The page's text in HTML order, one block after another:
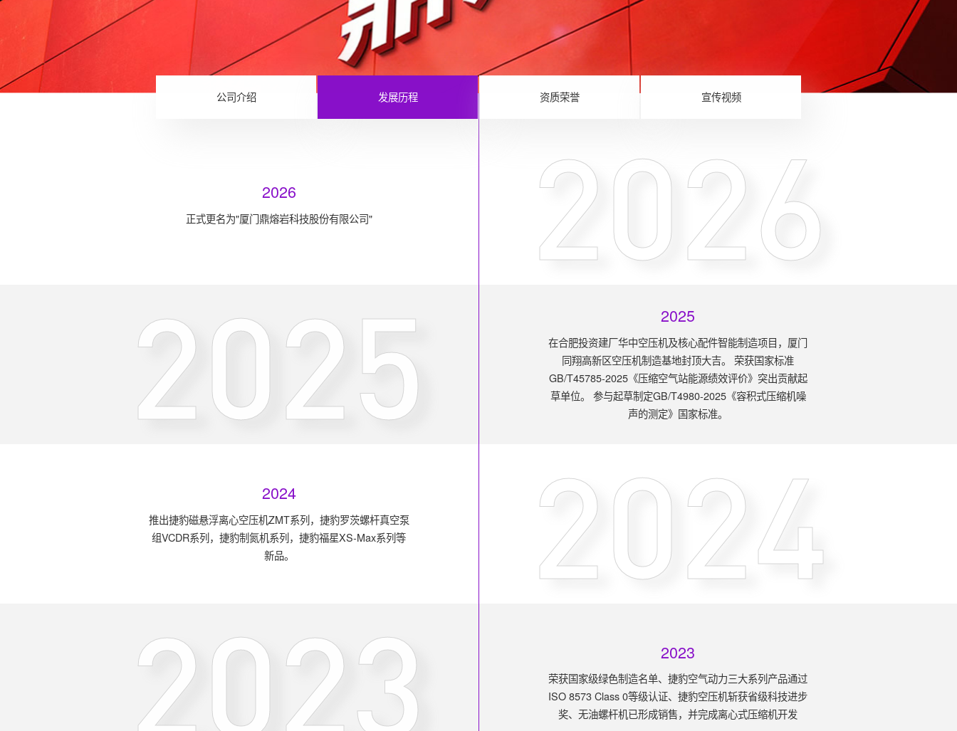
公司介绍 发展历程 资质荣誉 宣传视频
2026
正式更名为"厦门鼎熔岩科技股份有限公司" 2026
2025
在合肥投资建厂华中空压机及核心配件智能制造项目，厦门
同翔高新区空压机制造基地封顶大吉。 荣获国家标准
GB/T45785-2025《压缩空气站能源绩效评价》突出贡献起
草单位。 参与起草制定GB/T4980-2025《容积式压缩机噪
声的测定》国家标准。
2025
2024
推出捷豹磁悬浮离心空压机ZMT系列，捷豹罗茨螺杆真空泵
组VCDR系列，捷豹制氮机系列，捷豹福星XS-Max系列等
新品。
2024
2023
荣获国家级绿色制造名单、捷豹空气动力三大系列产品通过
ISO 8573 Class 0等级认证、捷豹空压机斩获省级科技进步
奖、无油螺杆机已形成销售，并完成离心式压缩机开发
2023